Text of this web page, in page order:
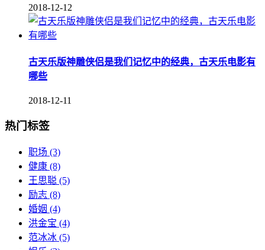
2018-12-12
古天乐版神雕侠侣是我们记忆中的经典，古天乐电影有
哪些
2018-12-11
热门标签
职场 (3)
健康 (8)
王思聪 (5)
励志 (8)
婚姻 (4)
洪金宝 (4)
范冰冰 (5)